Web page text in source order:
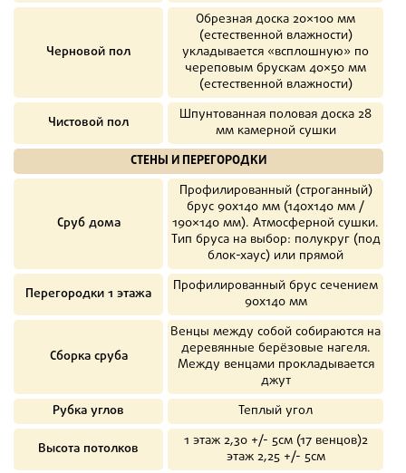
Черновой пол
Обрезная доска 20×100 мм
(естественной влажности)
укладывается «всплошную» по
череповым брускам 40×50 мм
(естественной влажности)
Чистовой пол
Шпунтованная половая доска 28
мм камерной сушки
СТЕНЫ И ПЕРЕГОРОДКИ
Сруб дома
Профилированный (строганный)
брус 90х140 мм (140х140 мм /
190×140 мм). Атмосферной сушки.
Тип бруса на выбор: полукруг (под
блок-хаус) или прямой
Перегородки 1 этажа
Профилированный брус сечением
90х140 мм
Сборка сруба
Венцы между собой собираются на
деревянные берёзовые нагеля.
Между венцами прокладывается
джут
Рубка углов
Теплый угол
Высота потолков
1 этаж 2,30 +/- 5см (17 венцов)2
этаж 2,25 +/- 5см